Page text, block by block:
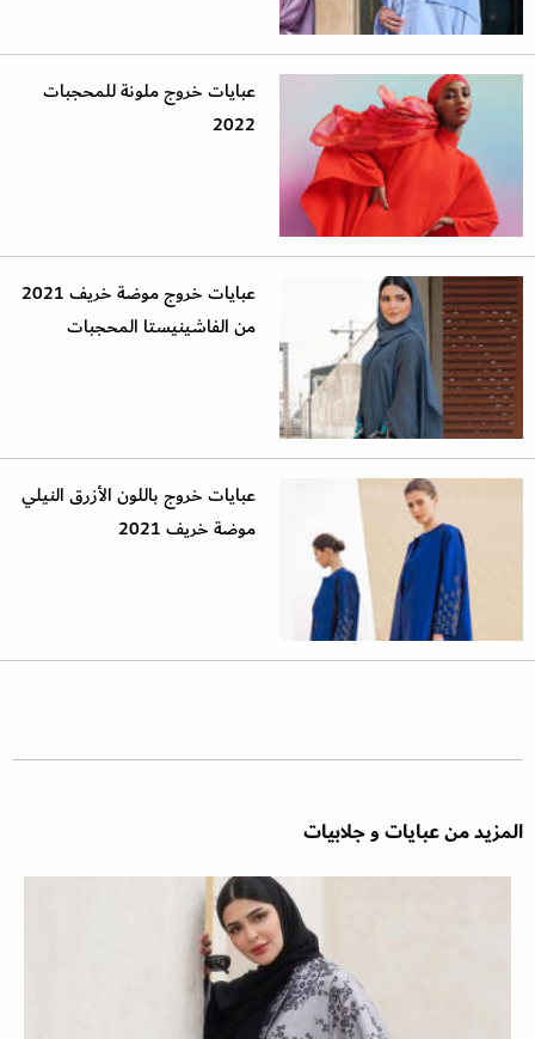
عبايات خروج ملونة للمحجبات
2022
عبايات خروج موضة خريف 2021
من الفاشينيستا المحجبات
عبايات خروج باللون الأزرق النيلي
موضة خريف 2021
المزيد من عبايات و جلابيات